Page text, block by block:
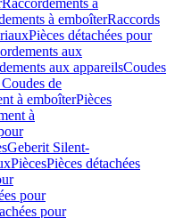
Raccordements à
à emboîterRaccords
Pièces détachées pour
aux
aux appareilsCoudes
de
à emboîterPièces
à
Geberit Silent-
PiècesPièces détachées
pour
pour